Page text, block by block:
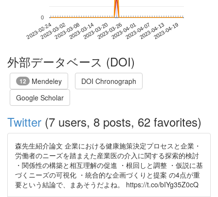
2023-02-242023-03-022023-03-082023-03-142023-03-202023-03-262023-04-012023-04-072023-04-132023-04-19
0
外部データベース (DOI)
12 Mendeley
DOI Chronograph
Google Scholar
Twitter (7 users, 8 posts, 62 favorites)
森先生紹介論文 企業における健康施策決定プロセスと企業・
労働者のニーズを踏まえた産業医の介入に関する探索的検討
・関係性の構築と相互理解の促進 ・根回しと調整 ・仮説に基
づくニーズの可視化 ・統合的な企画づくりと提案 の4点が重
要という結論で、まあそうだよね。 https://t.co/bIYg35Z0cQ